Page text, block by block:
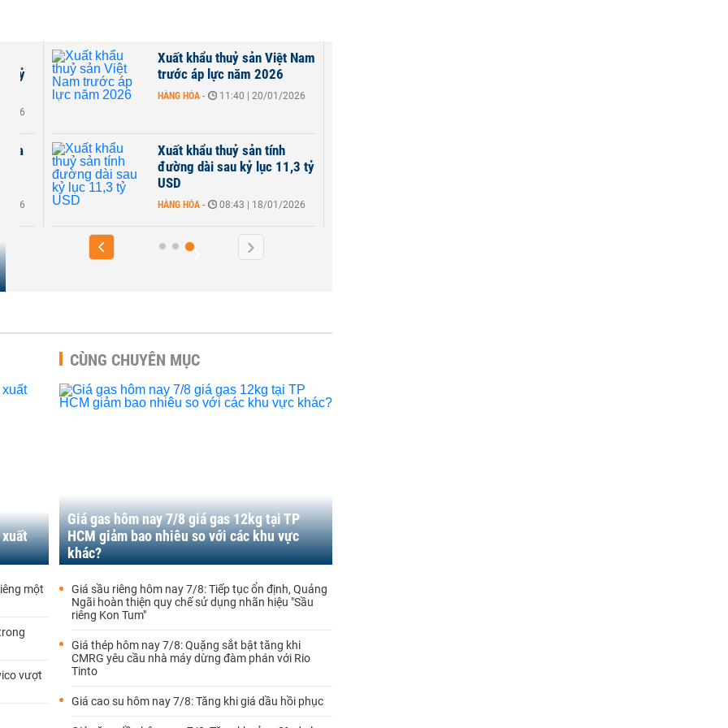
2026
của
2026
Xuất khẩu thuỷ sản Việt Nam
trước áp lực năm 2026
HÀNG HÓA - 11:40 | 20/01/2026
Xuất khẩu thuỷ sản tính
đường dài sau kỷ lục 11,3 tỷ
USD
HÀNG HÓA - 08:43 | 18/01/2026
một
vượt
CÙNG CHUYÊN MỤC
Giá gas hôm nay 7/8 giá gas 12kg tại TP
HCM giảm bao nhiêu so với các khu vực
khác?
Giá sầu riêng hôm nay 7/8: Tiếp tục ổn định, Quảng
Ngãi hoàn thiện quy chế sử dụng nhãn hiệu "Sầu
riêng Kon Tum"
Giá thép hôm nay 7/8: Quặng sắt bật tăng khi
CMRG yêu cầu nhà máy dừng đàm phán với Rio
Tinto
Giá cao su hôm nay 7/8: Tăng khi giá dầu hồi phục